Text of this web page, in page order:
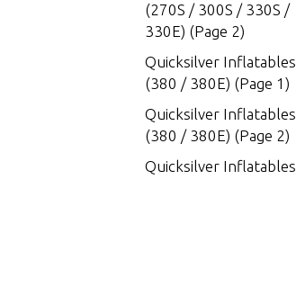
(270S / 300S / 330S /
330E) (Page 2)
Quicksilver Inflatables
(380 / 380E) (Page 1)
Quicksilver Inflatables
(380 / 380E) (Page 2)
Quicksilver Inflatables